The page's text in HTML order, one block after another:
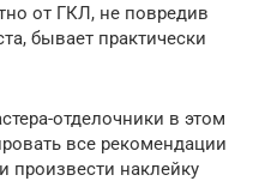
от ГКЛ, не повредив
бывает практически
отделочники в этом
все рекомендации
произвести наклейку